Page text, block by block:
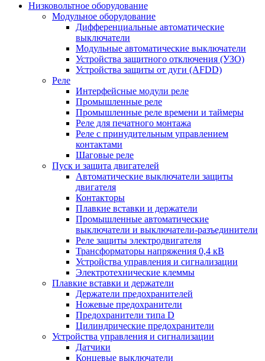
Низковольтное оборудование
Модульное оборудование
Дифференциальные автоматические
выключатели
Модульные автоматические выключатели
Устройства защитного отключения (УЗО)
Устройства защиты от дуги (AFDD)
Реле
Интерфейсные модули реле
Промышленные реле
Промышленные реле времени и таймеры
Реле для печатного монтажа
Реле с принудительным управлением
контактами
Шаговые реле
Пуск и защита двигателей
Автоматические выключатели защиты
двигателя
Контакторы
Плавкие вставки и держатели
Промышленные автоматические
выключатели и выключатели-разъединители
Реле защиты электродвигателя
Трансформаторы напряжения 0,4 кВ
Устройства управления и сигнализации
Электротехнические клеммы
Плавкие вставки и держатели
Держатели предохранителей
Ножевые предохранители
Предохранители типа D
Цилиндрические предохранители
Устройства управления и сигнализации
Датчики
Концевые выключатели